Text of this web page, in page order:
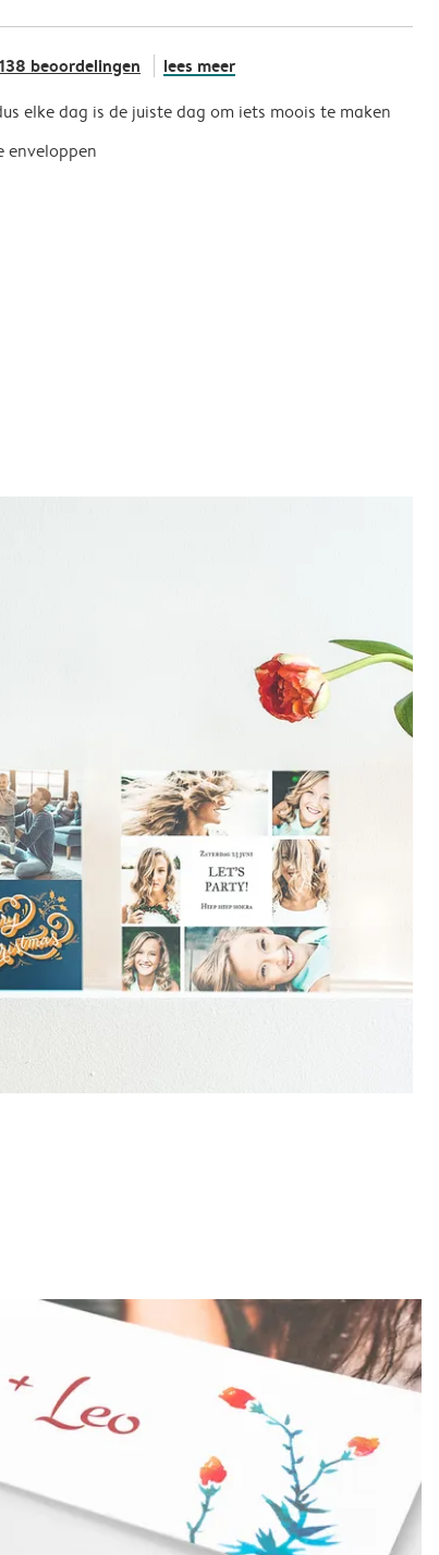
beoordelingen lees meer
elke dag is de juiste dag om iets moois te maken
enveloppen